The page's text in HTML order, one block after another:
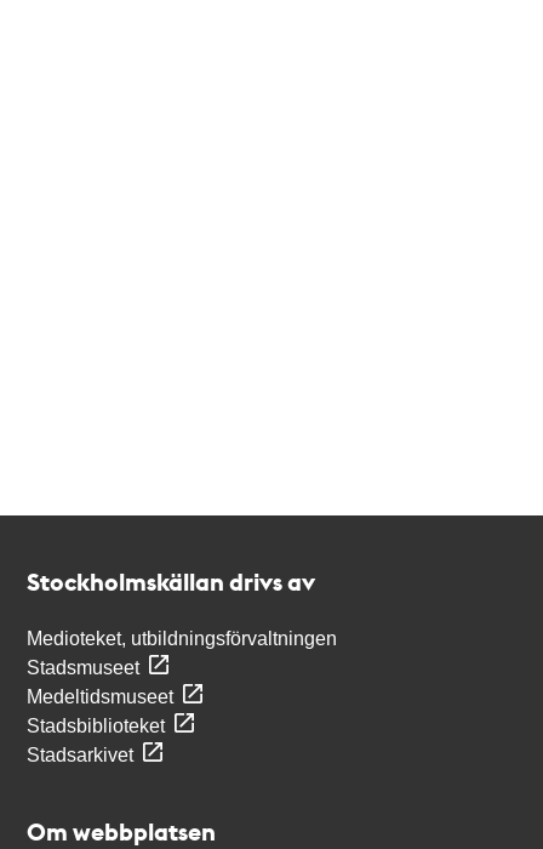
Stockholmskällan drivs av
Medioteket, utbildningsförvaltningen
Stadsmuseet
Medeltidsmuseet
Stadsbiblioteket
Stadsarkivet
Om webbplatsen